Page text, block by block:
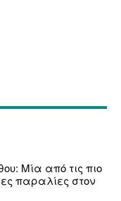
Μία από τις πιο
παραλίες στον